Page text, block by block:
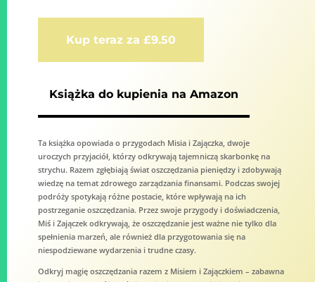
Kup teraz za £9.50
Książka do kupienia na Amazon
Ta książka opowiada o przygodach Misia i Zajączka, dwoje
uroczych przyjaciół, którzy odkrywają tajemniczą skarbonkę na
strychu. Razem zgłębiają świat oszczędzania pieniędzy i zdobywają
wiedzę na temat zdrowego zarządzania finansami. Podczas swojej
podróży spotykają różne postacie, które wpływają na ich
postrzeganie oszczędzania. Przez swoje przygody i doświadczenia,
Miś i Zajączek odkrywają, że oszczędzanie jest ważne nie tylko dla
spełnienia marzeń, ale również dla przygotowania się na
niespodziewane wydarzenia i trudne czasy.
Odkryj magię oszczędzania razem z Misiem i Zajączkiem – zabawna